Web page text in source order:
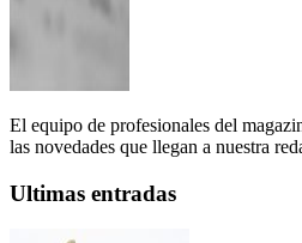
El equipo de profesionales del
las novedades que llegan a nuestra
Ultimas entradas